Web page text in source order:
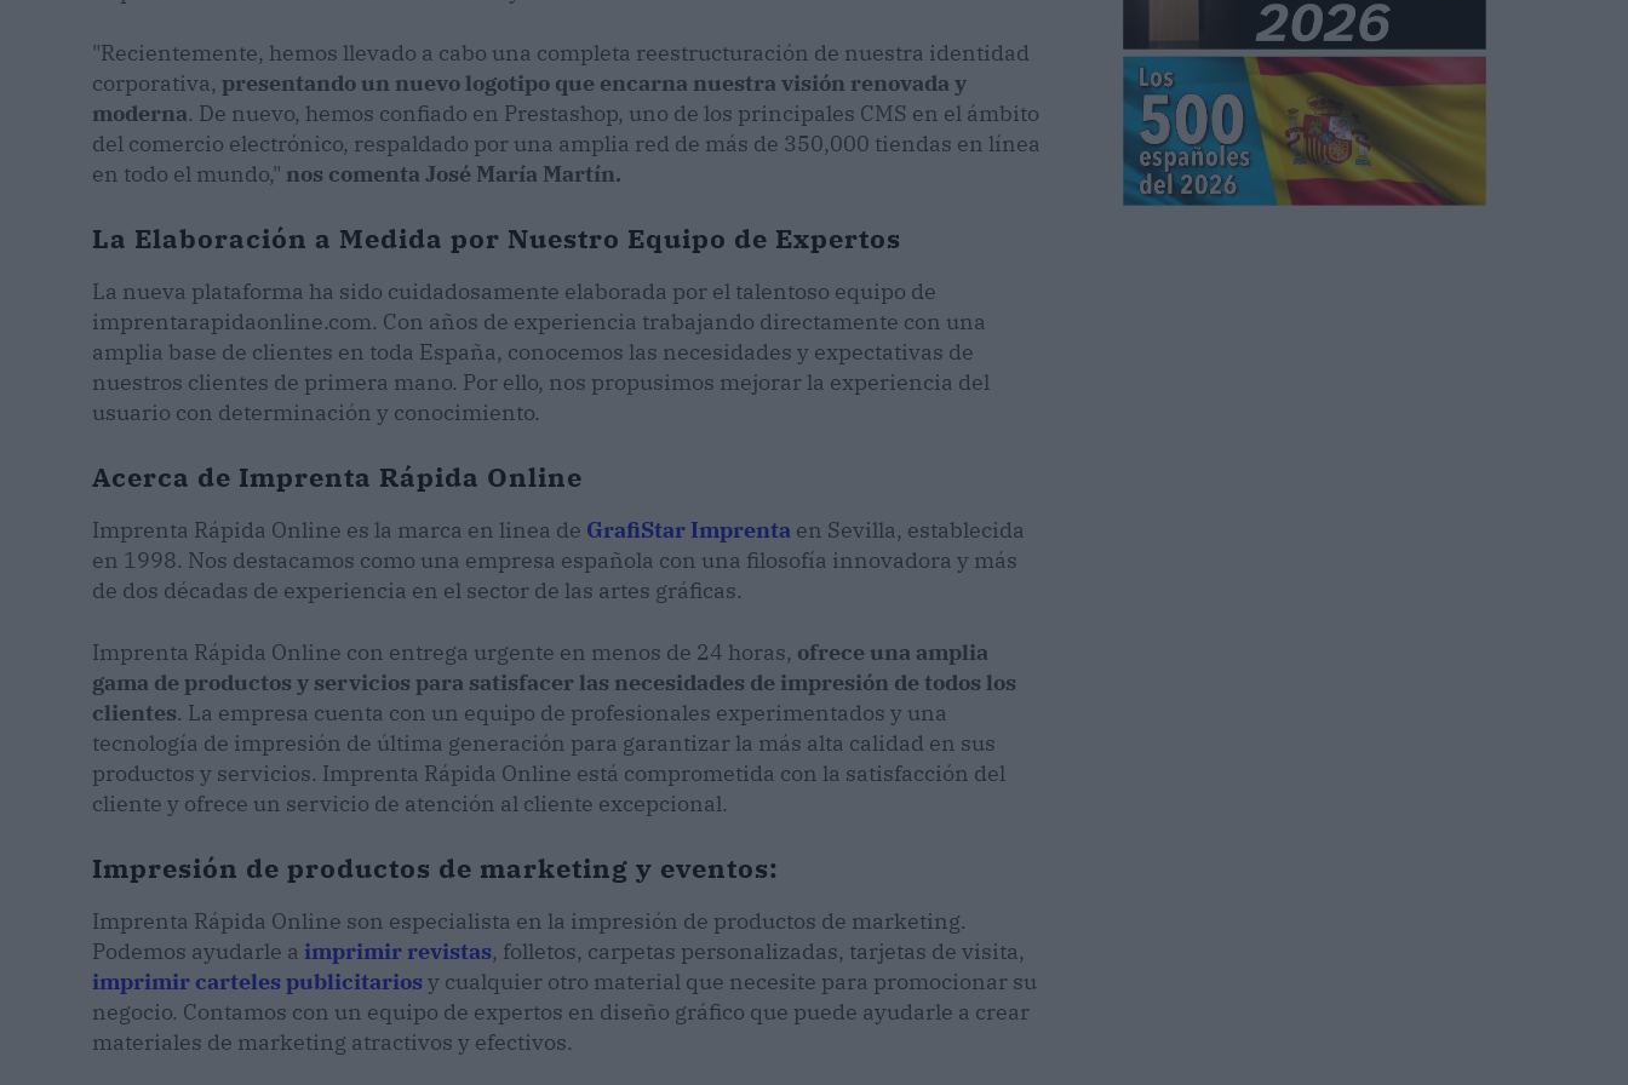
"Recientemente, hemos llevado a cabo una completa reestructuración de nuestra identidad
corporativa, presentando un nuevo logotipo que encarna nuestra visión renovada y
moderna. De nuevo, hemos confiado en Prestashop, uno de los principales CMS en el ámbito
del comercio electrónico, respaldado por una amplia red de más de 350,000 tiendas en línea
en todo el mundo," nos comenta José María Martín.
La Elaboración a Medida por Nuestro Equipo de Expertos
La nueva plataforma ha sido cuidadosamente elaborada por el talentoso equipo de
imprentarapidaonline.com. Con años de experiencia trabajando directamente con una
amplia base de clientes en toda España, conocemos las necesidades y expectativas de
nuestros clientes de primera mano. Por ello, nos propusimos mejorar la experiencia del
usuario con determinación y conocimiento.
Acerca de Imprenta Rápida Online
Imprenta Rápida Online es la marca en linea de GrafiStar Imprenta en Sevilla, establecida
en 1998. Nos destacamos como una empresa española con una filosofía innovadora y más
de dos décadas de experiencia en el sector de las artes gráficas.
Imprenta Rápida Online con entrega urgente en menos de 24 horas, ofrece una amplia
gama de productos y servicios para satisfacer las necesidades de impresión de todos los
clientes. La empresa cuenta con un equipo de profesionales experimentados y una
tecnología de impresión de última generación para garantizar la más alta calidad en sus
productos y servicios. Imprenta Rápida Online está comprometida con la satisfacción del
cliente y ofrece un servicio de atención al cliente excepcional.
Impresión de productos de marketing y eventos:
Imprenta Rápida Online son especialista en la impresión de productos de marketing.
Podemos ayudarle a imprimir revistas, folletos, carpetas personalizadas, tarjetas de visita,
imprimir carteles publicitariosy cualquier otro material que necesite para promocionar su
negocio. Contamos con un equipo de expertos en diseño gráfico que puede ayudarle a crear
materiales de marketing atractivos y efectivos.